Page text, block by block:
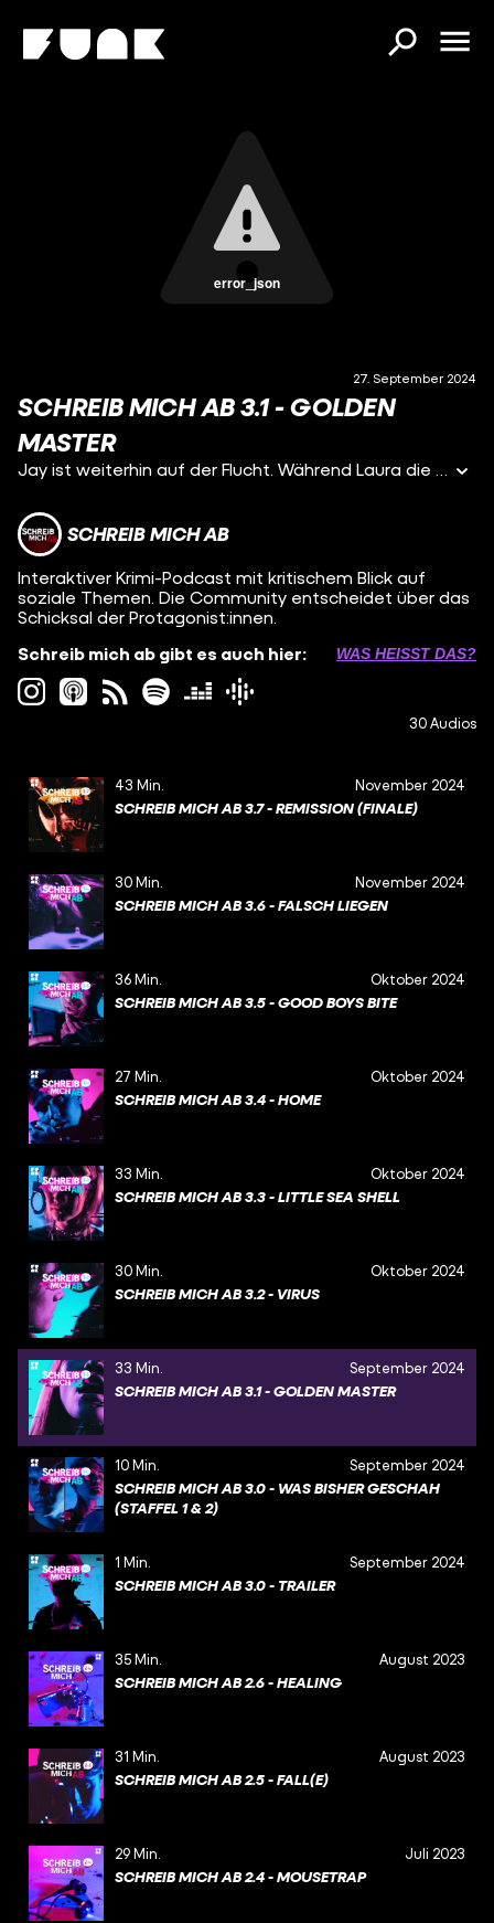
error_json
27. September 2024
SCHREIB MICH AB 3.1 - GOLDEN
MASTER
Jay ist weiterhin auf der Flucht. Während Laura die Geschehnisse in ihrem neuen Podcast verarbeitet, sind die beiden Neuen in der Klasse das höchste Maß an Aufregung, das Mo noch in seinem Leben will. Doch vor der Vergangenheit wegzulaufen hilft nicht, denn sie holt mit großen Schritten auf.
SCHREIB MICH AB
Interaktiver Krimi-Podcast mit kritischem Blick auf
soziale Themen. Die Community entscheidet über das
Schicksal der Protagonist:innen.
Schreib mich ab gibt es auch hier:
WAS HEISST DAS?
30 Audios
43 Min. November 2024
SCHREIB MICH AB 3.7 - REMISSION (FINALE)
30 Min. November 2024
SCHREIB MICH AB 3.6 - FALSCH LIEGEN
36 Min. Oktober 2024
SCHREIB MICH AB 3.5 - GOOD BOYS BITE
27 Min. Oktober 2024
SCHREIB MICH AB 3.4 - HOME
33 Min. Oktober 2024
SCHREIB MICH AB 3.3 - LITTLE SEA SHELL
30 Min. Oktober 2024
SCHREIB MICH AB 3.2 - VIRUS
33 Min. September 2024
SCHREIB MICH AB 3.1 - GOLDEN MASTER
10 Min. September 2024
SCHREIB MICH AB 3.0 - WAS BISHER GESCHAH
(STAFFEL 1 & 2)
1 Min. September 2024
SCHREIB MICH AB 3.0 - TRAILER
35 Min. August 2023
SCHREIB MICH AB 2.6 - HEALING
31 Min. August 2023
SCHREIB MICH AB 2.5 - FALL(E)
29 Min. Juli 2023
SCHREIB MICH AB 2.4 - MOUSETRAP